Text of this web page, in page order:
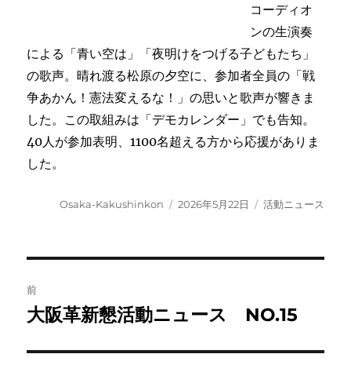
コーディオ
ンの生演奏
による「青い空は」「夜明けをつげる子どもたち」
の歌声。晴れ渡る松原の夕空に、参加者全員の「戦
争あかん！憲法変えるな！」の思いと歌声が響きま
した。この取組みは「デモカレンダー」でも告知。
40人が参加表明、1100名超える方から応援がありま
した。
投
Osaka-Kakushinkon
投
2026年5月22日
カ
活動ニュース
稿
前
前
投
大阪革新懇活動ニュース NO.15